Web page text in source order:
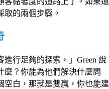
取的兩個步驟。
進行足夠的探索，」Green 說
麼？你能為他們解決什麼問
空白，那就是雙贏，你也能建